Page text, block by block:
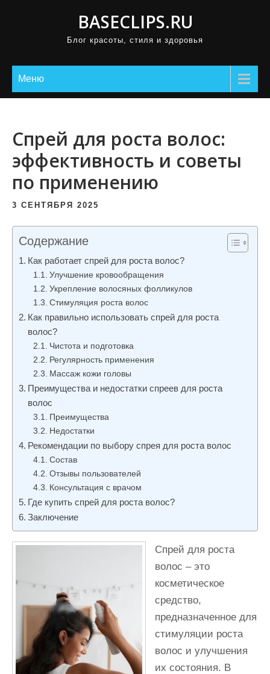
BASECLIPS.RU
Блог красоты, стиля и здоровья
Меню
Спрей для роста волос:
эффективность и советы
по применению
3 СЕНТЯБРЯ 2025
Содержание
Как работает спрей для роста волос?
Улучшение кровообращения
Укрепление волосяных фолликулов
Стимуляция роста волос
Как правильно использовать спрей для роста
волос?
Чистота и подготовка
Регулярность применения
Массаж кожи головы
Преимущества и недостатки спреев для роста
волос
Преимущества
Недостатки
Рекомендации по выбору спрея для роста волос
Состав
Отзывы пользователей
Консультация с врачом
Где купить спрей для роста волос?
Заключение
Спрей для роста
волос – это
косметическое
средство,
предназначенное для
стимуляции роста
волос и улучшения
их состояния. В